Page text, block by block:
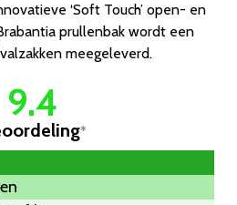
‘Soft Touch’ open- en
prullenbak wordt een
meegeleverd.
9.4
*